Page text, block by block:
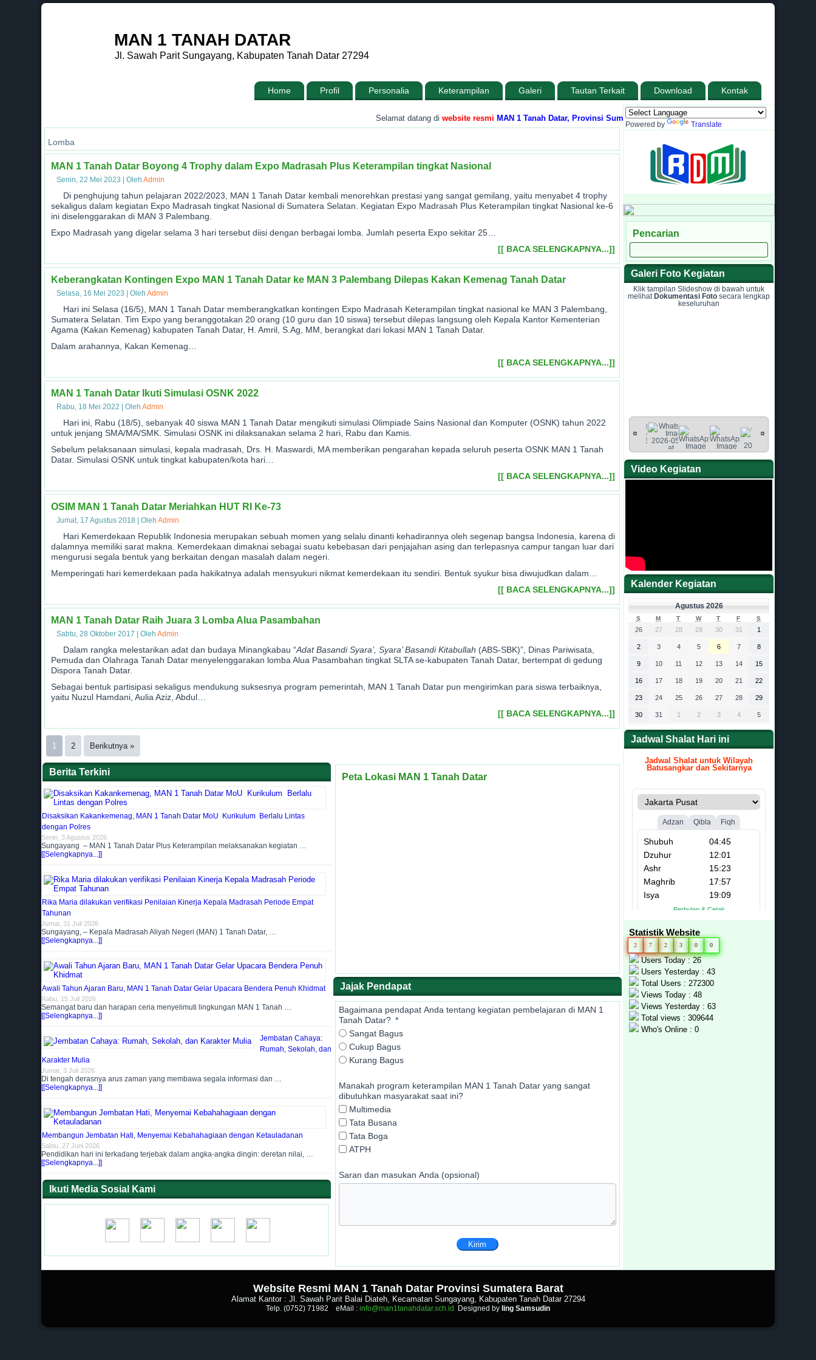
MAN 1 TANAH DATAR
Jl. Sawah Parit Sungayang, Kabupaten Tanah Datar 27294
Home Profil Personalia Keterampilan Galeri Tautan Terkait Download Kontak
Selamat datang diwebsite resmi MAN 1 Tanah Datar, Provinsi Sumatera Barat Media Informasi dan Sarana Komunikasi
Lomba
MAN 1 Tanah Datar Boyong 4 Trophy dalam Expo Madrasah Plus Keterampilan tingkat Nasional
Senin, 22 Mei 2023 Oleh Admin
Di penghujung tahun pelajaran 2022/2023, MAN 1 Tanah Datar kembali menorehkan prestasi yang sangat gemilang, yaitu menyabet 4 trophy
sekaligus dalam kegiatan Expo Madrasah tingkat Nasional di Sumatera Selatan. Kegiatan Expo Madrasah Plus Keterampilan tingkat Nasional ke-6
ini diselenggarakan di MAN 3 Palembang.
Expo Madrasah yang digelar selama 3 hari tersebut diisi dengan berbagai lomba. Jumlah peserta Expo sekitar 25…
[[ BACA SELENGKAPNYA...]]
Keberangkatan Kontingen Expo MAN 1 Tanah Datar ke MAN 3 Palembang Dilepas Kakan Kemenag Tanah Datar
Selasa, 16 Mei 2023 Oleh Admin
Hari ini Selasa (16/5), MAN 1 Tanah Datar memberangkatkan kontingen Expo Madrasah Keterampilan tingkat nasional ke MAN 3 Palembang,
Sumatera Selatan. Tim Expo yang beranggotakan 20 orang (10 guru dan 10 siswa) tersebut dilepas langsung oleh Kepala Kantor Kementerian
Agama (Kakan Kemenag) kabupaten Tanah Datar, H. Amril, S.Ag, MM, berangkat dari lokasi MAN 1 Tanah Datar.
Dalam arahannya, Kakan Kemenag…
[[ BACA SELENGKAPNYA...]]
MAN 1 Tanah Datar Ikuti Simulasi OSNK 2022
Rabu, 18 Mei 2022 Oleh Admin
Hari ini, Rabu (18/5), sebanyak 40 siswa MAN 1 Tanah Datar mengikuti simulasi Olimpiade Sains Nasional dan Komputer (OSNK) tahun 2022
untuk jenjang SMA/MA/SMK. Simulasi OSNK ini dilaksanakan selama 2 hari, Rabu dan Kamis.
Sebelum pelaksanaan simulasi, kepala madrasah, Drs. H. Maswardi, MA memberikan pengarahan kepada seluruh peserta OSNK MAN 1 Tanah
Datar. Simulasi OSNK untuk tingkat kabupaten/kota hari…
[[ BACA SELENGKAPNYA...]]
OSIM MAN 1 Tanah Datar Meriahkan HUT RI Ke-73
Jumat, 17 Agustus 2018 Oleh Admin
Hari Kemerdekaan Republik Indonesia merupakan sebuah momen yang selalu dinanti kehadirannya oleh segenap bangsa Indonesia, karena di
dalamnya memiliki sarat makna. Kemerdekaan dimaknai sebagai suatu kebebasan dari penjajahan asing dan terlepasnya campur tangan luar dari
mengurusi segala bentuk yang berkaitan dengan masalah dalam negeri.
Memperingati hari kemerdekaan pada hakikatnya adalah mensyukuri nikmat kemerdekaan itu sendiri. Bentuk syukur bisa diwujudkan dalam…
[[ BACA SELENGKAPNYA...]]
MAN 1 Tanah Datar Raih Juara 3 Lomba Alua Pasambahan
Sabtu, 28 Oktober 2017 Oleh Admin
Dalam rangka melestarikan adat dan budaya Minangkabau “Adat Basandi Syara’, Syara’ Basandi Kitabullah (ABS-SBK)”, Dinas Pariwisata,
Pemuda dan Olahraga Tanah Datar menyelenggarakan lomba Alua Pasambahan tingkat SLTA se-kabupaten Tanah Datar, bertempat di gedung
Dispora Tanah Datar.
Sebagai bentuk partisipasi sekaligus mendukung suksesnya program pemerintah, MAN 1 Tanah Datar pun mengirimkan para siswa terbaiknya,
yaitu Nuzul Hamdani, Aulia Aziz, Abdul…
[[ BACA SELENGKAPNYA...]]
1 2 Berikutnya »
Berita Terkini
Disaksikan Kakankemenag, MAN 1 Tanah Datar MoU Kurikulum Berlalu Lintas
dengan Polres
Senin, 3 Agustus 2026
Sungayang – MAN 1 Tanah Datar Plus Keterampilan melaksanakan kegiatan …
[[Selengkapnya...]]
Rika Maria dilakukan verifikasi Penilaian Kinerja Kepala Madrasah Periode Empat
Tahunan
Jumat, 31 Juli 2026
Sungayang, – Kepala Madrasah Aliyah Negeri (MAN) 1 Tanah Datar, …
[[Selengkapnya...]]
Awali Tahun Ajaran Baru, MAN 1 Tanah Datar Gelar Upacara Bendera Penuh Khidmat
Rabu, 15 Juli 2026
Semangat baru dan harapan ceria menyelimuti lingkungan MAN 1 Tanah …
[[Selengkapnya...]]
Jembatan Cahaya:
Rumah, Sekolah, dan
Karakter Mulia
Jumat, 3 Juli 2026
Di tengah derasnya arus zaman yang membawa segala informasi dan …
[[Selengkapnya...]]
Membangun Jembatan Hati, Menyemai Kebahahagiaan dengan Ketauladanan
Sabtu, 27 Juni 2026
Pendidikan hari ini terkadang terjebak dalam angka-angka dingin: deretan nilai, …
[[Selengkapnya...]]
Ikuti Media Sosial Kami
Peta Lokasi MAN 1 Tanah Datar
Jajak Pendapat
Bagaimana pendapat Anda tentang kegiatan pembelajaran di MAN 1
Tanah Datar?
Sangat Bagus
Cukup Bagus
Kurang Bagus
Manakah program keterampilan MAN 1 Tanah Datar yang sangat
dibutuhkan masyarakat saat ini?
Multimedia
Tata Busana
Tata Boga
ATPH
Saran dan masukan Anda (opsional)
Kirim
Powered by Translate
Pencarian
Galeri Foto Kegiatan
Klik tampilan Slideshow di bawah untuk
melihatDokumentasi Foto secara lengkap
keseluruhan
Video Kegiatan
Kalender Kegiatan
Agustus 2026
S M T W T F S
26 27 28 29 30 31 1
2 3 4 5 6 7 8
9 10 11 12 13 14 15
16 17 18 19 20 21 22
23 24 25 26 27 28 29
30 31 1 2 3 4 5
Jadwal Shalat Hari ini
Jadwal Shalat untuk Wilayah
Batusangkar dan Sekitarnya
Statistik Website
2 7 2 3 0 0
Users Today : 26
Users Yesterday : 43
Total Users : 272300
Views Today : 48
Views Yesterday : 63
Total views : 309644
Who's Online : 0
Website Resmi MAN 1 Tanah Datar Provinsi Sumatera Barat
Alamat Kantor : Jl. Sawah Parit Balai Diateh, Kecamatan Sungayang, Kabupaten Tanah Datar 27294
Telp. (0752) 71982 eMail : info@man1tanahdatar.sch.id Designed by Iing Samsudin